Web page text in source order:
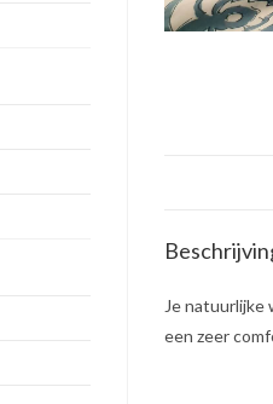
Je natuurlijke
een zeer